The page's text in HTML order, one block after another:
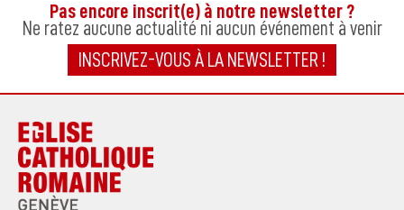
Pas encore inscrit(e) à notre newsletter ?
Ne ratez aucune actualité ni aucun événement à venir
INSCRIVEZ-VOUS À LA NEWSLETTER !